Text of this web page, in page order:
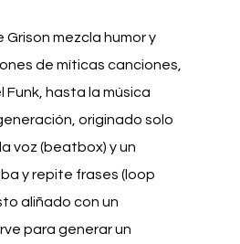
Grison mezcla humor y
de míticas canciones,
Funk, hasta la música
originado solo
voz (beatbox) y un
y repite frases (loop
aliñado con un
para generar un